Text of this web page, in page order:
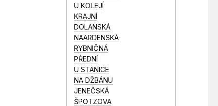
U KOLEJÍ
KRAJNÍ
DOLANSKÁ
NAARDENSKÁ
RYBNIČNÁ
PŘEDNÍ
U STANICE
NA DŽBÁNU
JENEČSKÁ
ŠPOTZOVA